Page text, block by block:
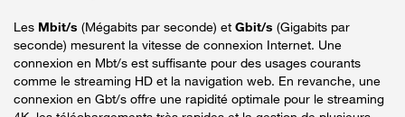
Les Mbit/s (Mégabits par seconde) et Gbit/s (Gigabits par
seconde) mesurent la vitesse de connexion Internet. Une
connexion en Mbt/s est suffisante pour des usages courants
comme le streaming HD et la navigation web. En revanche, une
connexion en Gbt/s offre une rapidité optimale pour le streaming